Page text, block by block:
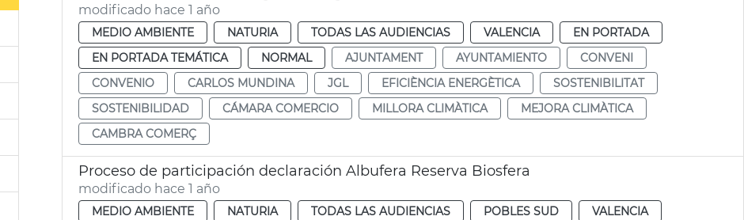
modificado hace 1 año
MEDIO AMBIENTE NATURIA TODAS LAS AUDIENCIAS VALENCIA
EN PORTADA
EN PORTADA TEMÁTICA
NORMAL AJUNTAMENT AYUNTAMIENTO
CONVENI
CONVENIO
CARLOS MUNDINA JGL EFICIÈNCIA ENERGÈTICA
SOSTENIBILITAT
SOSTENIBILIDAD
CÁMARA COMERCIO MILLORA CLIMÀTICA
MEJORA CLIMÀTICA
CAMBRA COMERÇ
Proceso de participación declaración Albufera Reserva Biosfera
modificado hace 1 año
MEDIO AMBIENTE NATURIA TODAS LAS AUDIENCIAS POBLES SUD
VALENCIA